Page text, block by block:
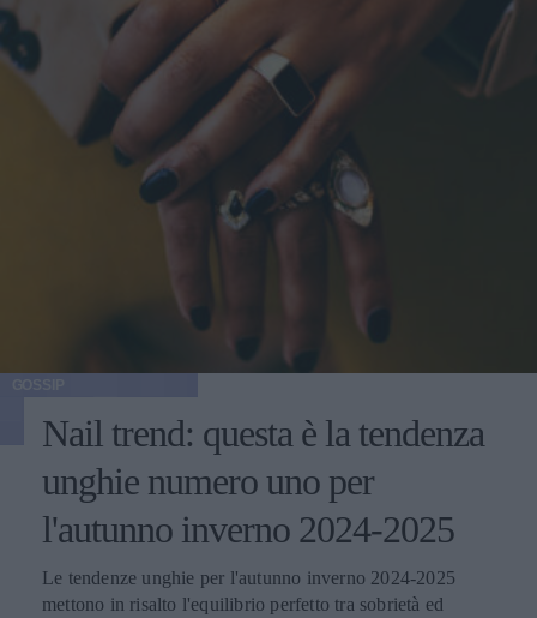
Nail trend: questa è la tendenza
unghie numero uno per
l'autunno inverno 2024-2025
Le tendenze unghie per l'autunno inverno 2024-2025
mettono in risalto l'equilibrio perfetto tra sobrietà ed